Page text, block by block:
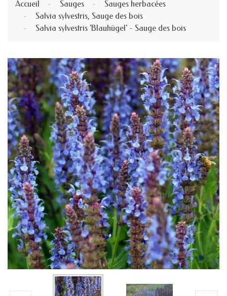
Accueil Sauges
Sauges herbacées
Salvia sylvestris, Sauge des bois
Salvia sylvestris 'Blauhügel' - Sauge des bois